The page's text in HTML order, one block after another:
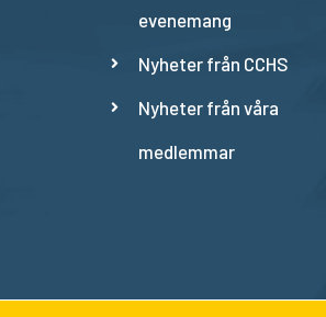
evenemang
Nyheter från CCHS
Nyheter från våra
medlemmar